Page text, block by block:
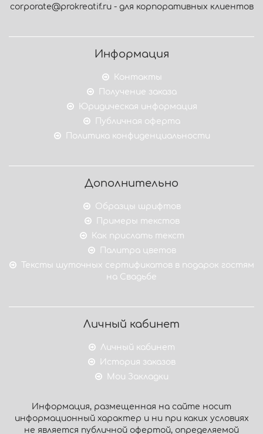
corporate@prokreatif.ru - для корпоративных клиентов
Информация
Контакты
Получение заказа
Юридическая информация
Публичная оферта
Политика конфиденциальности
Дополнительно
Образцы шрифтов
Примеры текстов
Как прислать текст
Палитра цветов
Тексты шуточных сертификатов в подарок гостям
на Свадьбе
Личный кабинет
Личный кабинет
История заказов
Мои Закладки
Информация, размещенная на сайте носит
информационный характер и ни при каких условиях
не является публичной офертой, определяемой